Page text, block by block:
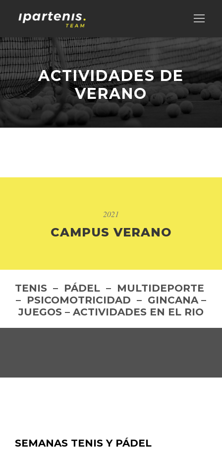
ACTIVIDADES DE
VERANO
2021
CAMPUS VERANO
TENIS – PÁDEL – MULTIDEPORTE
– PSICOMOTRICIDAD – GINCANA –
JUEGOS – ACTIVIDADES EN EL RIO
SEMANAS TENIS Y PÁDEL